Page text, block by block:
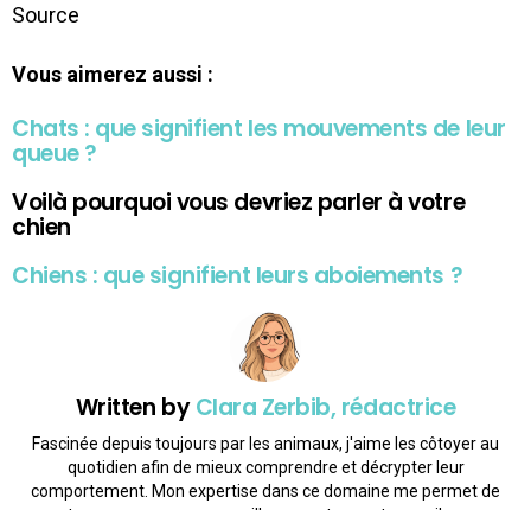
Source
Vous aimerez aussi :
Chats : que signifient les mouvements de leur
queue ?
Voilà pourquoi vous devriez parler à votre
chien
Chiens : que signifient leurs aboiements ?
Written byClara Zerbib, rédactrice
Fascinée depuis toujours par les animaux, j'aime les côtoyer au
quotidien afin de mieux comprendre et décrypter leur
comportement. Mon expertise dans ce domaine me permet de